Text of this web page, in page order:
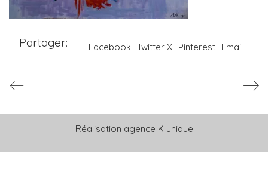
Partager: Facebook Twitter X Pinterest Email
Réalisation agence K unique